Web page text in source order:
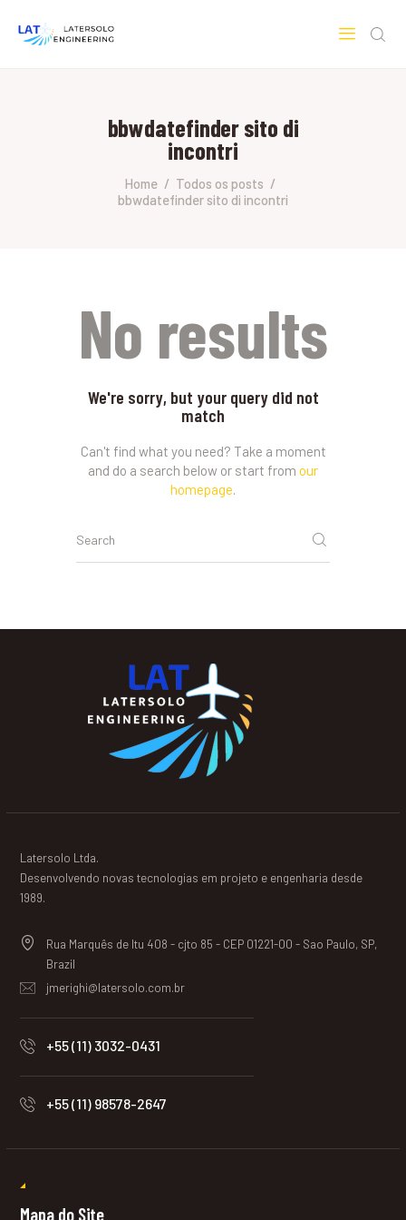
bbwdatefinder sito di
incontri
Home
Todos os posts
bbwdatefinder sito di incontri
SOBRE A LATERSOLO
ENGINEERING
MERCADOS & SERVIÇOS
No results
We're sorry, but your query did not
match
Can't find what you need? Take a moment
and do a search below or start from our
homepage.
Latersolo Ltda.
Desenvolvendo novas tecnologias em projeto e engenharia desde
1989.
Rua Marquês de Itu 408 - cjto 85 - CEP 01221-00 - Sao Paulo, SP,
Brazil
jmerighi@latersolo.com.br
+55 (11) 3032-0431
+55 (11) 98578-2647
Mapa do Site